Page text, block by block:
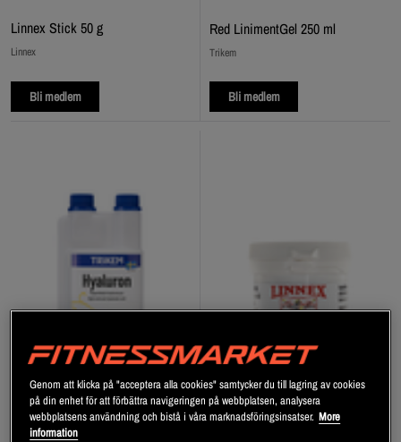
Linnex Stick 50 g
Linnex
Bli medlem
Red LinimentGel 250 ml
Trikem
Bli medlem
Hyaluron Human 500 ml
Linnex Värmekräm Liniment,
Genom att klicka på "acceptera alla cookies" samtycker du till lagring av cookies
på din enhet för att förbättra navigeringen på webbplatsen, analysera
webbplatsens användning och bistå i våra marknadsföringsinsatser. More
information